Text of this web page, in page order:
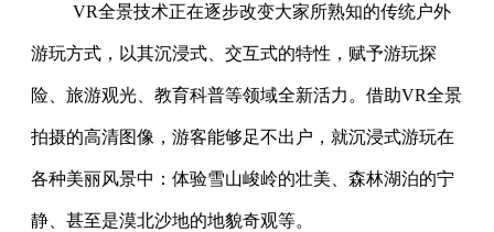
VR全景技术正在逐步改变大家所熟知的传统户外
游玩方式，以其沉浸式、交互式的特性，赋予游玩探
险、旅游观光、教育科普等领域全新活力。借助VR全景
拍摄的高清图像，游客能够足不出户，就沉浸式游玩在
各种美丽风景中：体验雪山峻岭的壮美、森林湖泊的宁
静、甚至是漠北沙地的地貌奇观等。